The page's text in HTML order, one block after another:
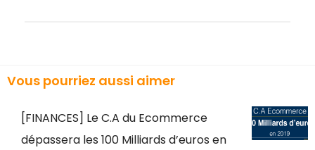
Vous pourriez aussi aimer
[FINANCES] Le C.A du Ecommerce
dépassera les 100 Milliards d’euros en